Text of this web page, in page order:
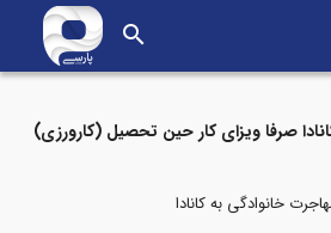
search
صرفا ویزای کار حین تحصیل (کارورزی)
خانوادگی به کانادا